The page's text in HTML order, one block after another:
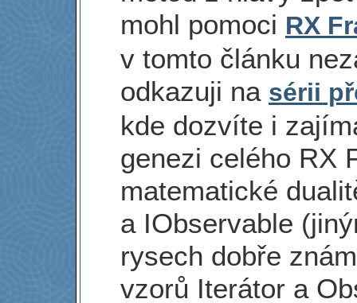
mohl pomoci RX
v tomto článku
odkazuji na sérii
kde dozvíte i
genezi celého RX
matematické
a IObservable
rysech dobře
vzorů Iterátor a